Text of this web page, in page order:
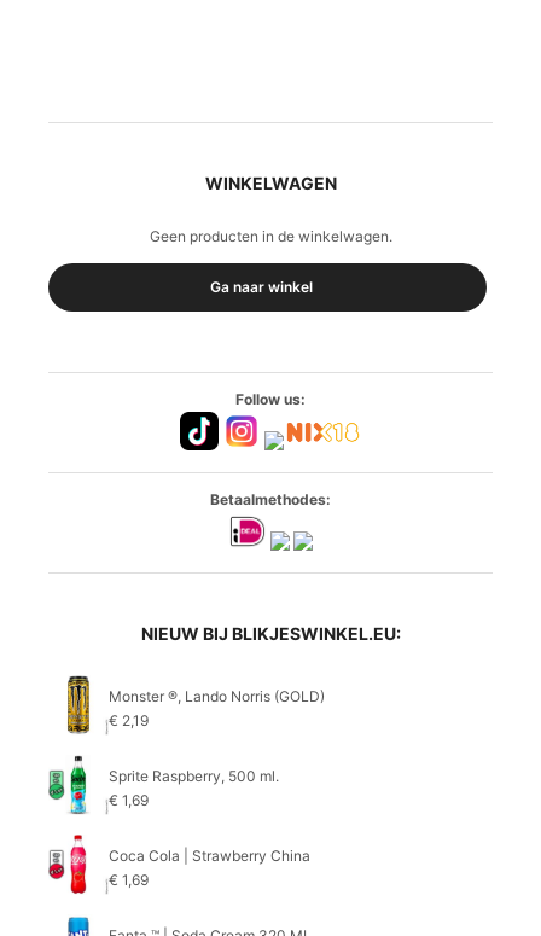
WINKELWAGEN
Geen producten in de winkelwagen.
Ga naar winkel
Follow us:
Betaalmethodes:
NIEUW BIJ BLIKJESWINKEL.EU:
Monster ®, Lando Norris (GOLD)
€ 2,19
Sprite Raspberry, 500 ml.
€ 1,69
Coca Cola | Strawberry China
€ 1,69